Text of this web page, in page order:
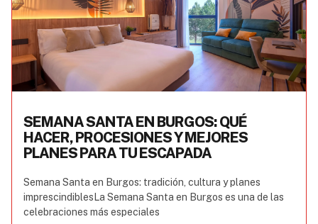
SEMANA SANTA EN BURGOS: QUÉ
HACER, PROCESIONES Y MEJORES
PLANES PARA TU ESCAPADA
Semana Santa en Burgos: tradición, cultura y planes
imprescindiblesLa Semana Santa en Burgos es una de las
celebraciones más especiales